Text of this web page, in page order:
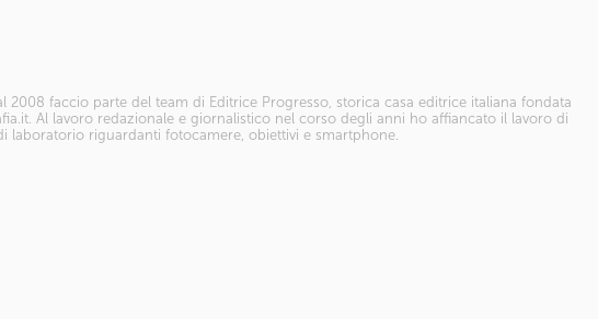
2008 faccio parte del team di Editrice Progresso, storica casa editrice italiana fondata
Al lavoro redazionale e giornalistico nel corso degli anni ho affiancato il lavoro di
laboratorio riguardanti fotocamere, obiettivi e smartphone.